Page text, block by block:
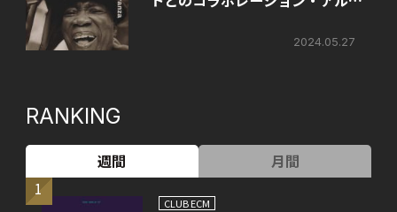
2024.05.27
RANKING
週間
月間
1
CLUB ECM